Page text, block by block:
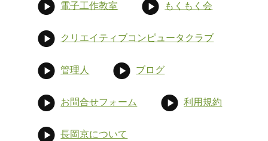
電子工作教室 もくもく会
クリエイティブコンピュータクラブ
管理人 ブログ
お問合せフォーム 利用規約
長岡京について